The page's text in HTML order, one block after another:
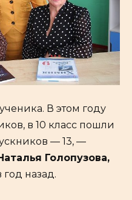
В этом году
в 10 класс пошли
— 13, —
Голопузова,
назад.